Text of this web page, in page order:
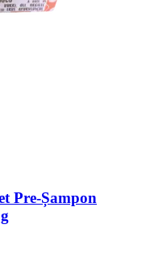
Pre-​Șampon